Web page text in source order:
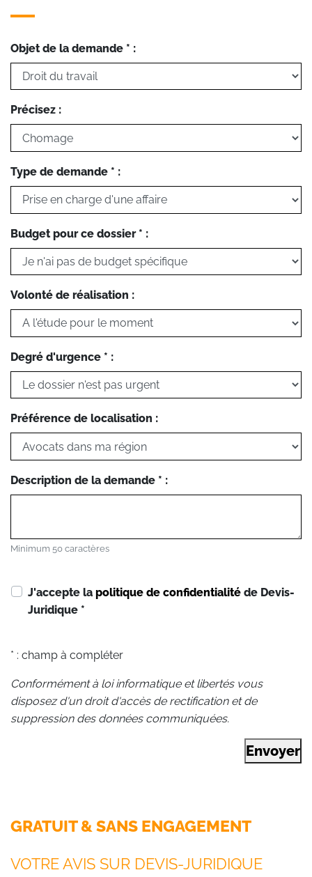
Objet de la demande * :
Précisez :
Type de demande * :
Budget pour ce dossier * :
Volonté de réalisation :
Degré d'urgence * :
Préférence de localisation :
Description de la demande * :
Minimum 50 caractères
J'accepte la politique de confidentialité de Devis-
Juridique *
* : champ à compléter
Conformément à loi informatique et libertés vous
disposez d'un droit d'accès de rectification et de
suppression des données communiquées.
Envoyer
GRATUIT & SANS ENGAGEMENT
VOTRE AVIS SUR DEVIS-JURIDIQUE